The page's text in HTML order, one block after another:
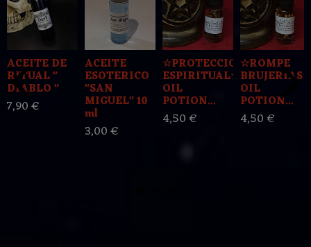
ACEITE DE
RITUAL "
DIABLO "
7,90 €
ACEITE
ESOTERICO
"SAN
MIGUEL" 10
ml
3,00 €
☆PROTECCION
ESPIRITUAL☆
OIL
POTION...
4,50 €
☆ROMPE
BRUJERIAS☆
OIL
POTION...
4,50 €